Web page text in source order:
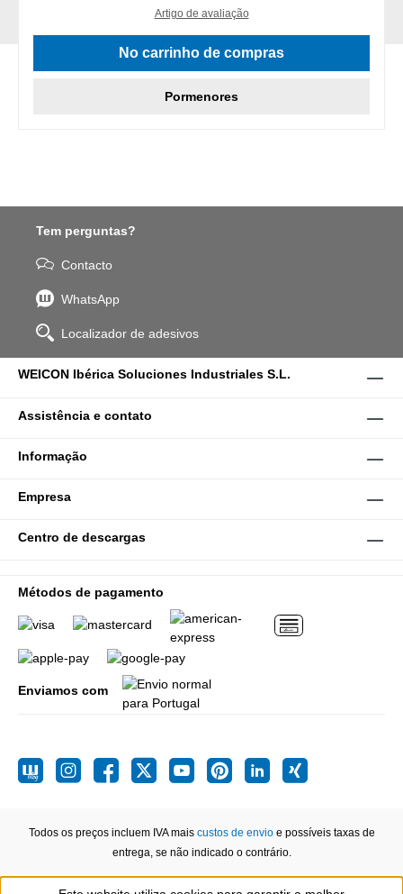
Artigo de avaliação
No carrinho de compras
Pormenores
Tem perguntas?
Contacto
WhatsApp
Localizador de adesivos
WEICON Ibérica Soluciones Industriales S.L.
Assistência e contato
Informação
Empresa
Centro de descargas
Métodos de pagamento
Enviamos com
Todos os preços incluem IVA mais custos de envioe possíveis taxas de
entrega, se não indicado o contrário.